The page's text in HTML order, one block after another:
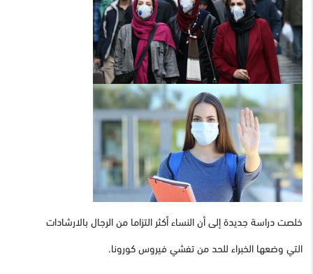
خلصت دراسة جديدة إلى أن النساء أكثر التزاما من الرجال بالارشادات
التي وضعها الخبراء للحد من تفشي فيروس كورونا.